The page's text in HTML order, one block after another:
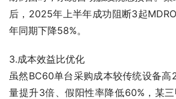
后，2025年上半年成功阻断3起
年同期下降58%。
3.成本效益比优化
虽然BC60单台采购成本较传统设备高
量提升3倍、假阳性率降低60%，某